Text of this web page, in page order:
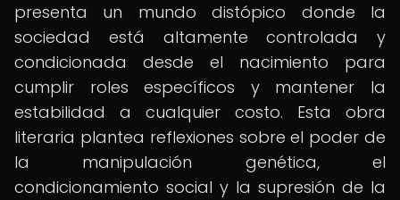
presenta un mundo distópico donde la
sociedad está altamente controlada y
condicionada desde el nacimiento para
cumplir roles específicos y mantener la
estabilidad a cualquier costo. Esta obra
literaria plantea reflexiones sobre el poder de
la manipulación genética, el
condicionamiento social y la supresión de la